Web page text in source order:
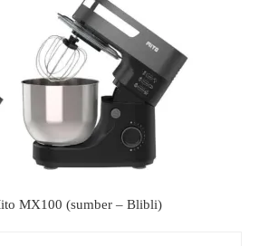
MX100 (sumber – Blibli)